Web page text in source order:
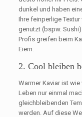
dunkel und haben
Ihre feinperlige
genutzt (bspw.
Profis greifen beim
Eiern.
2. Cool bleiben
Warmer Kaviar ist
Leben nur einmal
gleichbleibenden
werden. Auf diese